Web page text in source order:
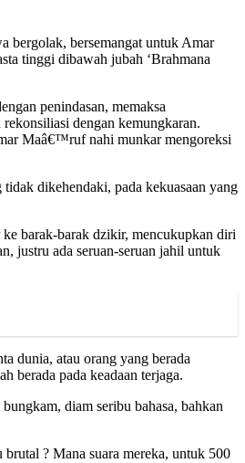
bergolak, bersemangat untuk Amar
tinggi dibawah jubah ‘Brahmana
penindasan, memaksa
dengan kemungkaran.
Maâ€™ruf nahi munkar mengoreksi
dikehendaki, pada kekuasaan yang
barak-barak dzikir, mencukupkan diri
justru ada seruan-seruan jahil untuk
dunia, atau orang yang berada
berada pada keadaan terjaga.
diam seribu bahasa, bahkan
? Mana suara mereka, untuk 500